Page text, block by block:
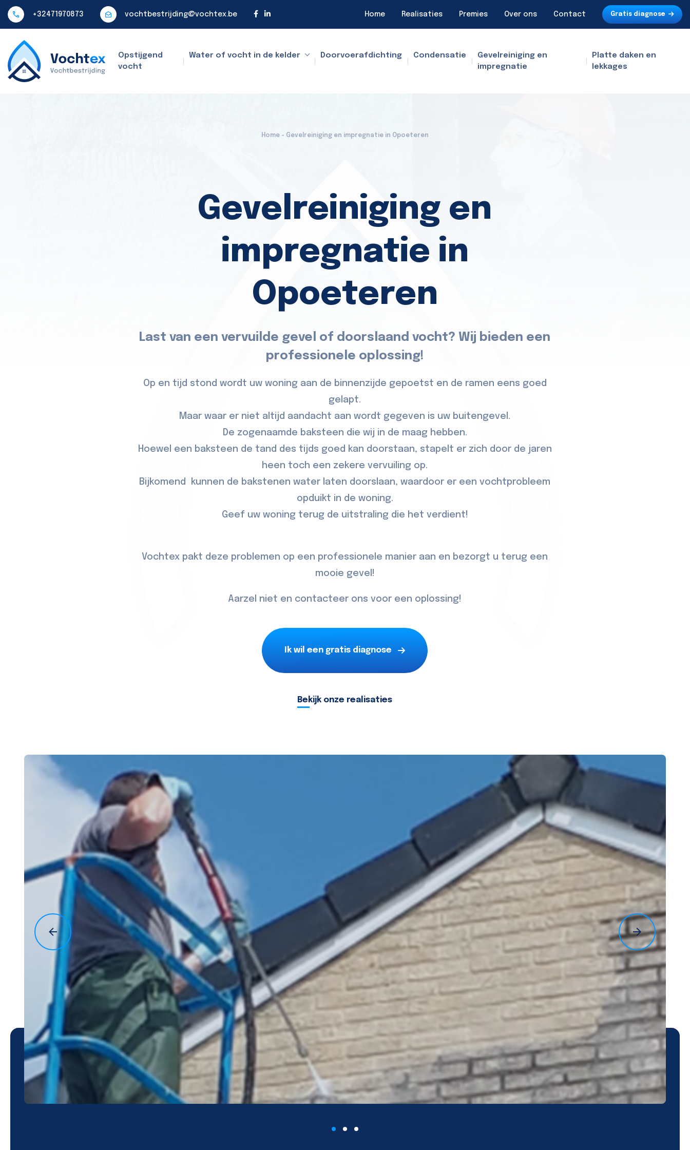
+32471970873 vochtbestrijding@vochtex.be Home Realisaties Premies Over ons Contact Gratis diagnose
Opstijgend
vocht
Water of vocht in de kelder Doorvoerafdichting Condensatie
Gevelreiniging en
impregnatie
Platte daken en
lekkages
Home - Gevelreiniging en impregnatie in Opoeteren
Gevelreiniging en
impregnatie in
Opoeteren
Last van een vervuilde gevel of doorslaand vocht? Wij bieden een
professionele oplossing!
Op en tijd stond wordt uw woning aan de binnenzijde gepoetst en de ramen eens goed
gelapt.
Maar waar er niet altijd aandacht aan wordt gegeven is uw buitengevel.
De zogenaamde baksteen die wij in de maag hebben.
Hoewel een baksteen de tand des tijds goed kan doorstaan, stapelt er zich door de jaren
heen toch een zekere vervuiling op.
Bijkomend kunnen de bakstenen water laten doorslaan, waardoor er een vochtprobleem
opduikt in de woning.
Geef uw woning terug de uitstraling die het verdient!
Vochtex pakt deze problemen op een professionele manier aan en bezorgt u terug een
mooie gevel!
Aarzel niet en contacteer ons voor een oplossing!
Ik wil een gratis diagnose
Bekijk onze realisaties